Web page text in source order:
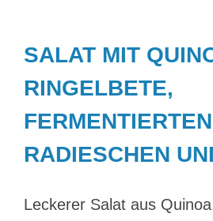
SALAT MIT
RINGELBETE,
FERMENTIERTEN
RADIESCHEN
Leckerer Salat aus